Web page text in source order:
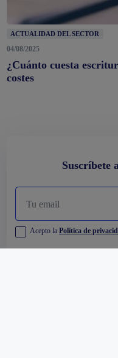
ACTUALIDAD DEL SECTOR
04/08/2025
¿Cuánto cuesta
costes
Suscríbete
Acepto la Política de